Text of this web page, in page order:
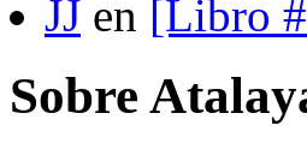
JJ en [Libro
Sobre